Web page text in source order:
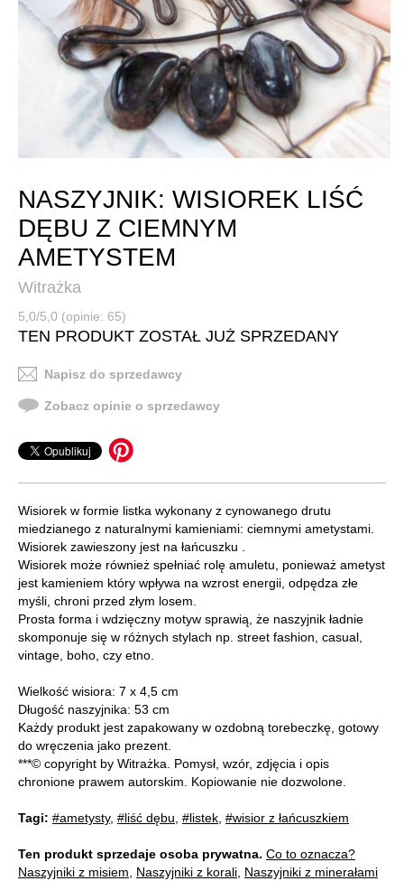
NASZYJNIK: WISIOREK LIŚĆ
DĘBU Z CIEMNYM
AMETYSTEM
Witrażka
5,0/5,0 (opinie: 65)
TEN PRODUKT ZOSTAŁ JUŻ SPRZEDANY
Napisz do sprzedawcy
Zobacz opinie o sprzedawcy
Wisiorek w formie listka wykonany z cynowanego drutu
miedzianego z naturalnymi kamieniami: ciemnymi ametystami.
Wisiorek zawieszony jest na łańcuszku .
Wisiorek może również spełniać rolę amuletu, ponieważ ametyst
jest kamieniem który wpływa na wzrost energii, odpędza złe
myśli, chroni przed złym losem.
Prosta forma i wdzięczny motyw sprawią, że naszyjnik ładnie
skomponuje się w różnych stylach np. street fashion, casual,
vintage, boho, czy etno.
Wielkość wisiora: 7 x 4,5 cm
Długość naszyjnika: 53 cm
Każdy produkt jest zapakowany w ozdobną torebeczkę, gotowy
do wręczenia jako prezent.
***© copyright by Witrażka. Pomysł, wzór, zdjęcia i opis
chronione prawem autorskim. Kopiowanie nie dozwolone.
Tagi: #ametysty, #liść dębu #listek #wisior z łańcuszkiem
Ten produkt sprzedaje osoba prywatna. Co to oznacza?
Naszyjniki z misiem
Naszyjniki z korali Naszyjniki z minerałami